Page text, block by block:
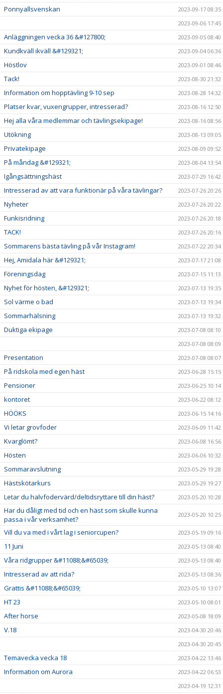
Ponnyallsvenskan
2023-09-17 08:35
2023-09-06 17:45
Anläggningen vecka 36 &#127800; 2023-09-05 08:40
Kundkväll ikväll &#129321; 2023-09-04 06:36
Höstlov 2023-09-01 08:46
Tack! 2023-08-30 21:32
Information om hopptävling 9-10 sep 2023-08-28 14:32
Platser kvar, vuxengrupper, intresserad? 2023-08-16 12:50
Hej alla våra medlemmar och tävlingsekipage! 2023-08-16 08:56
Utökning 2023-08-13 09:05
Privatekipage 2023-08-09 09:52
På måndag &#129321; 2023-08-04 13:54
Igångsättningshäst 2023-07-29 16:42
Intresserad av att vara funktionär på våra tävlingar? 2023-07-26 20:26
Nyheter 2023-07-26 20:22
Funkisridning 2023-07-26 20:18
TACK! 2023-07-26 20:16
Sommarens bästa tävling på vår Instagram! 2023-07-22 20:34
Hej, Amidala här &#129321; 2023-07-17 21:08
Föreningsdag 2023-07-15 11:13
Nyhet för hösten, &#129321; 2023-07-13 19:35
Sol värme o bad 2023-07-13 19:34
Sommarhälsning 2023-07-13 19:32
Duktiga ekipage
2023-07-08 08:10
2023-07-08 08:09
Presentation 2023-07-08 08:07
På ridskola med egen häst 2023-06-28 15:15
Pensioner 2023-06-25 10:14
kontoret 2023-06-22 08:12
HÖÖKS 2023-06-15 14:16
Vi letar grovfoder 2023-06-09 11:42
Kvarglömt? 2023-06-08 16:56
Hösten 2023-06-06 10:32
Sommaravslutning 2023-05-29 19:28
Hästskötarkurs 2023-05-29 19:27
Letar du halvfodervärd/deltidsryttare till din häst? 2023-05-20 10:28
Har du dåligt med tid och en häst som skulle kunna
passa i vår verksamhet?
2023-05-20 10:25
Vill du va med i vårt lag i seniorcupen? 2023-05-19 09:16
11 Juni 2023-05-13 08:40
Våra ridgrupper &#11088;&#65039; 2023-05-13 08:40
Intresserad av att rida? 2023-05-13 08:36
Grattis &#11088;&#65039; 2023-05-10 13:07
HT 23 2023-05-10 08:01
After horse 2023-05-08 18:09
V.18
2023-04-30 20:46
2023-04-30 20:45
Temavecka vecka 18 2023-04-22 13:46
Information om Aurora
2023-04-22 06:53
2023-04-19 12:31